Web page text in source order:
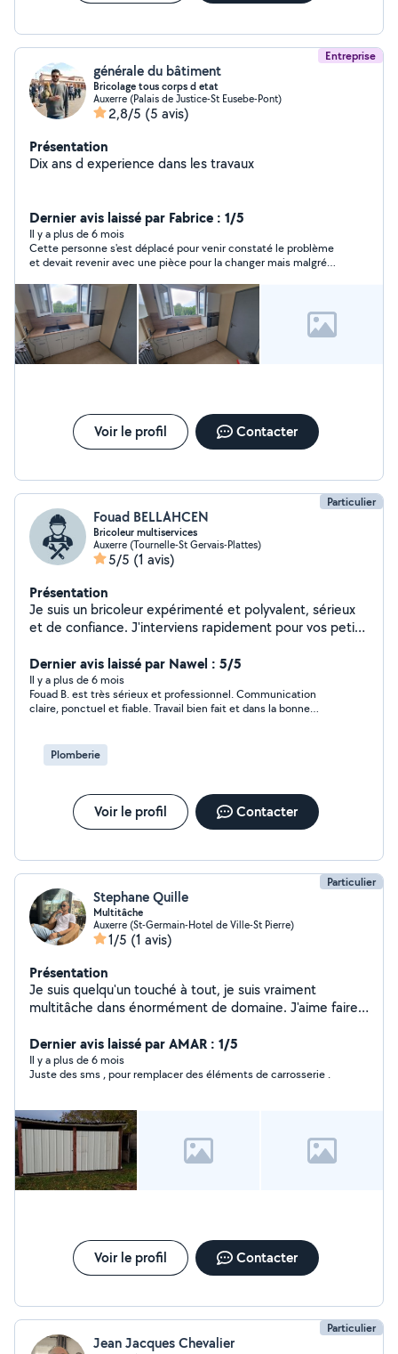
Entreprise
générale du bâtiment
Bricolage tous corps d etat
Auxerre (Palais de Justice-St Eusebe-Pont)
2,8/5 (5 avis)
Présentation
Dix ans d experience dans les travaux
Dernier avis laissé par Fabrice : 1/5
Il y a plus de 6 mois
Cette personne s'est déplacé pour venir constaté le problème
et devait revenir avec une pièce pour la changer mais malgré
Voir le profil Contacter
Particulier
Fouad BELLAHCEN
Bricoleur multiservices
Auxerre (Tournelle-St Gervais-Plattes)
5/5 (1 avis)
Présentation
Je suis un bricoleur expérimenté et polyvalent, sérieux
et de confiance. J'interviens rapidement pour vos petits
: plomberie (chasse d'eau, robinetterie, fuites),
électricité (prises, interrupteurs, luminaires), montage
et menuiserie (meubles, ajustements, réparations),
carrelage et peinture (pose, retouches, finitions),
entretien). Mon objectif est simple : vous offrir un
service rapide, fiable et soigné, avec le souci du détail
Dernier avis laissé par Nawel : 5/5
Il y a plus de 6 mois
Fouad B. est très sérieux et professionnel. Communication
claire, ponctuel et fiable. Travail bien fait et dans la bonne
Plomberie
Voir le profil Contacter
Particulier
Stephane Quille
Multitâche
Auxerre (St-Germain-Hotel de Ville-St Pierre)
1/5 (1 avis)
Présentation
Je suis quelqu'un touché à tout, je suis vraiment
multitâche dans énormément de domaine. J'aime faire
de se que je réalise pour eux.
Dernier avis laissé par AMAR : 1/5
Il y a plus de 6 mois
Juste des sms , pour remplacer des éléments de carrosserie .
Voir le profil Contacter
Particulier
Jean Jacques Chevalier